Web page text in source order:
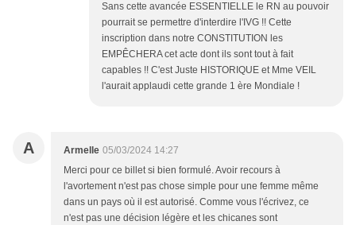
Sans cette avancée ESSENTIELLE le RN au pouvoir
pourrait se permettre d'interdire l'IVG !! Cette
inscription dans notre CONSTITUTION les
EMPÊCHERA cet acte dont ils sont tout à fait
capables !! C'est Juste HISTORIQUE et Mme VEIL
l'aurait applaudi cette grande 1 ère Mondiale !
A Armelle 05/03/2024 14:27
Merci pour ce billet si bien formulé. Avoir recours à
l'avortement n'est pas chose simple pour une femme même
dans un pays où il est autorisé. Comme vous l'écrivez, ce
n'est pas une décision légère et les chicanes sont